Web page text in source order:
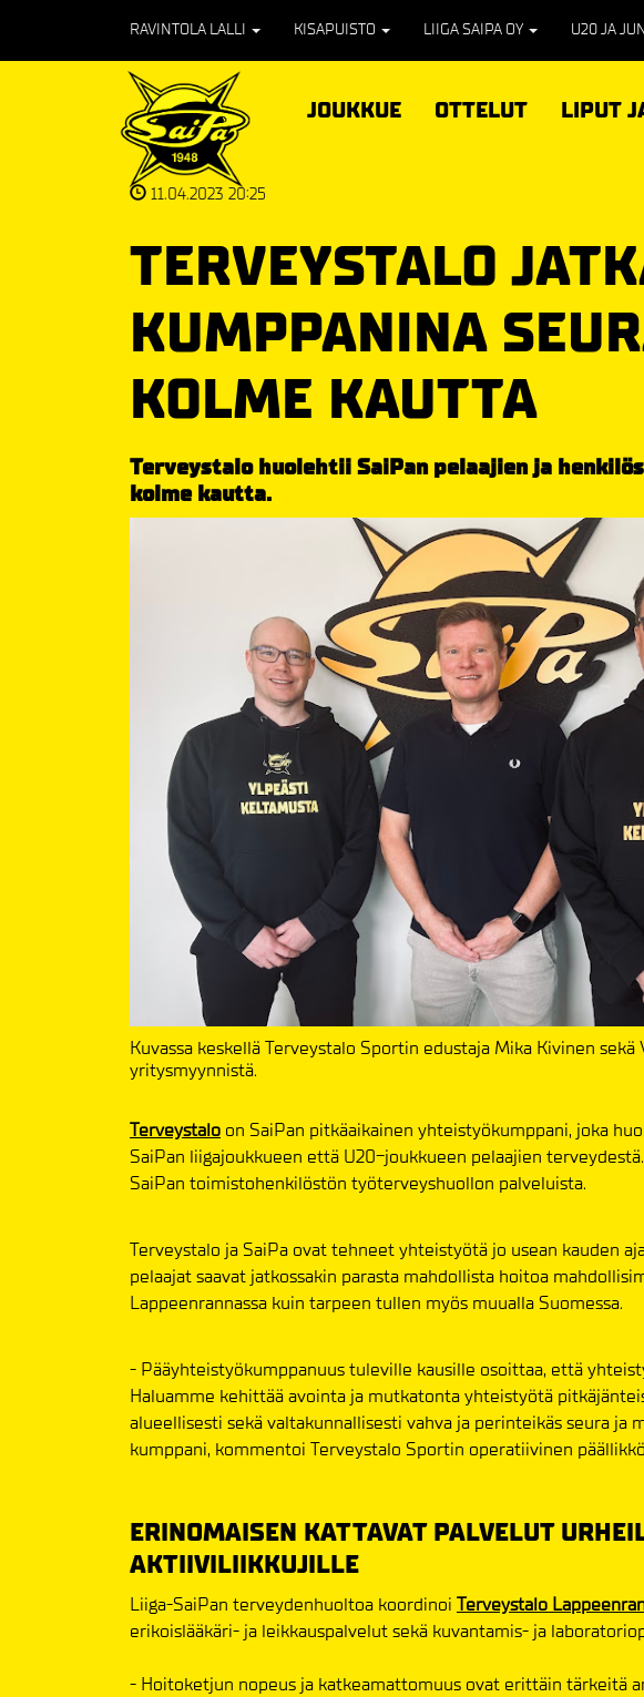
RAVINTOLA LALLI KISAPUISTO LIIGA SAIPA OY U20 JA
JOUKKUE OTTELUT LIPUT
11.04.2023 20:25
TERVEYSTALO
KUMPPANINA
KOLME KAUTTA
Terveystalo huolehtii SaiPan pelaajien ja
kolme kautta.
Kuvassa keskellä Terveystalo Sportin edustaja Mika Kivinen
yritysmyynnistä.
Terveystalo on SaiPan pitkäaikainen yhteistyökumppani, joka
SaiPan liigajoukkueen että U20-joukkueen pelaajien
SaiPan toimistohenkilöstön työterveyshuollon palveluista.
​​​​​​​Terveystalo ja SaiPa ovat tehneet yhteistyötä jo usean kauden
pelaajat saavat jatkossakin parasta mahdollista hoitoa
Lappeenrannassa kuin tarpeen tullen myös muualla Suomessa.
- Pääyhteistyökumppanuus tuleville kausille osoittaa, että
Haluamme kehittää avointa ja mutkatonta yhteistyötä
alueellisesti sekä valtakunnallisesti vahva ja perinteikäs seura ja
kumppani, kommentoi Terveystalo Sportin operatiivinen päällikkö
ERINOMAISEN KATTAVAT PALVELUT
AKTIIVILIIKKUJILLE
Liiga-SaiPan terveydenhuoltoa koordinoi Terveystalo
erikoislääkäri- ja leikkauspalvelut sekä kuvantamis- ja
- Hoitoketjun nopeus ja katkeamattomuus ovat erittäin tärkeitä